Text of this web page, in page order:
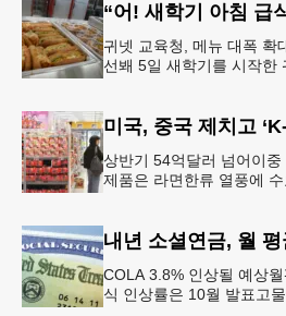
“어! 새학기 아침 급
귀넷 교육청, 메뉴 대폭 확
선봬 5일 새학기를 시작한
상반기 54억달러 넘어이
제품은 라면한류 열풍에
내년 소셜연금, 월
COLA 3.8% 인상될 예상
식 인상률은 10월 발표고